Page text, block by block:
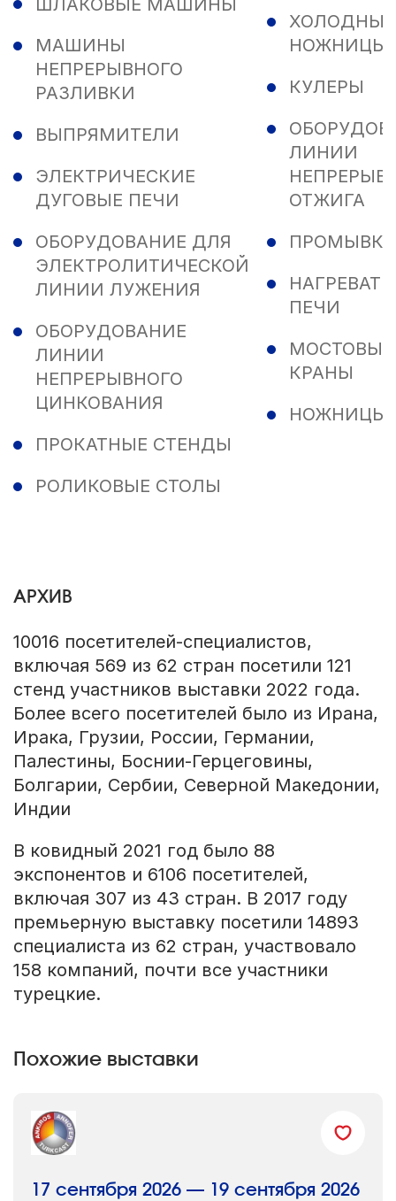
МАШИНЫ
НЕПРЕРЫВНОГО
РАЗЛИВКИ
ВЫПРЯМИТЕЛИ
ЭЛЕКТРИЧЕСКИЕ
ДУГОВЫЕ ПЕЧИ
ОБОРУДОВАНИЕ ДЛЯ
ЭЛЕКТРОЛИТИЧЕСКОЙ
ЛИНИИ ЛУЖЕНИЯ
ОБОРУДОВАНИЕ
ЛИНИИ
НЕПРЕРЫВНОГО
ЦИНКОВАНИЯ
ПРОКАТНЫЕ СТЕНДЫ
РОЛИКОВЫЕ СТОЛЫ
ХОЛОДНЫЕ
НОЖНИЦЫ
КУЛЕРЫ
ЛИНИИ
ОТЖИГА
ПЕЧИ
МОСТОВЫЕ
КРАНЫ
НОЖНИЦЫ
АРХИВ
10016 посетителей-специалистов,
включая 569 из 62 стран посетили 121
стенд участников выставки 2022 года.
Более всего посетителей было из Ирана,
Ирака, Грузии, России, Германии,
Палестины, Боснии-Герцеговины,
Болгарии, Сербии, Северной Македонии,
Индии
В ковидный 2021 год было 88
экспонентов и 6106 посетителей,
включая 307 из 43 стран. В 2017 году
премьерную выставку посетили 14893
специалиста из 62 стран, участвовало
158 компаний, почти все участники
турецкие.
Похожие выставки
17 сентября 2026 — 19 сентября 2026